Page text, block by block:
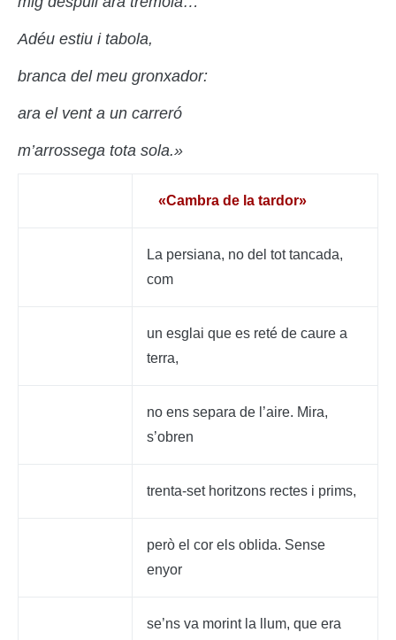
Adéu estiu i tabola,
branca del meu gronxador:
ara el vent a un carreró
m’arrossega tota sola.»
«Cambra de la tardor»
La persiana, no del tot tancada,
com
un esglai que es reté de caure a
terra,
no ens separa de l’aire. Mira,
s’obren
trenta-set horitzons rectes i prims,
però el cor els oblida. Sense
enyor
se’ns va morint la llum, que era